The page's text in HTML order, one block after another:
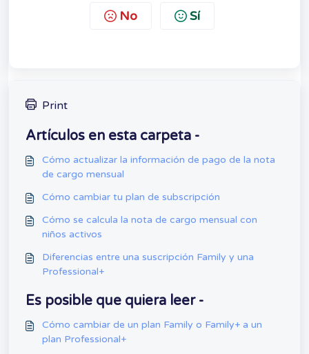
No Sí
Print
Artículos en esta carpeta -
Cómo actualizar la información de pago de la nota
de cargo mensual
Cómo cambiar tu plan de subscripción
Cómo se calcula la nota de cargo mensual con
niños activos
Diferencias entre una suscripción Family y una
Professional+
Es posible que quiera leer -
Cómo cambiar de un plan Family o Family+ a un
plan Professional+